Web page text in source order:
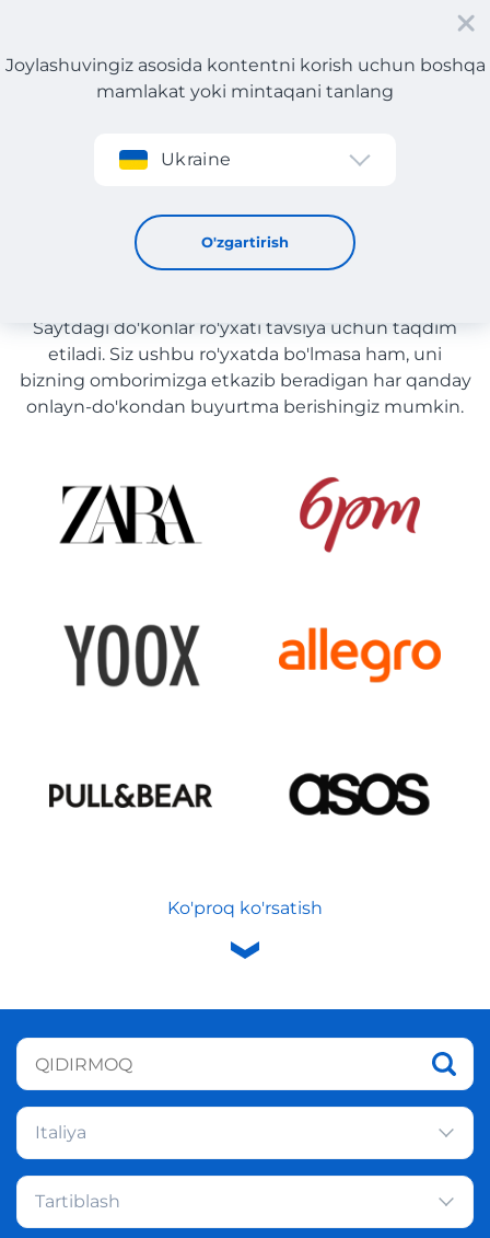
Roʻyxatdan oʻtish
Joylashuvingiz asosida kontentni korish uchun boshqa
mamlakat yoki mintaqani tanlang
Ukraine
O'zgartirish
O'yinchoqlar yetkazib berish bilan O'zbekiston
O'yinchoqlar yetkazib berish
bilan O'zbekiston
Saytdagi do'konlar ro'yxati tavsiya uchun taqdim
etiladi. Siz ushbu ro'yxatda bo'lmasa ham, uni
bizning omborimizga etkazib beradigan har qanday
onlayn-do'kondan buyurtma berishingiz mumkin.
Ko'proq ko'rsatish
Italiya
Tartiblash